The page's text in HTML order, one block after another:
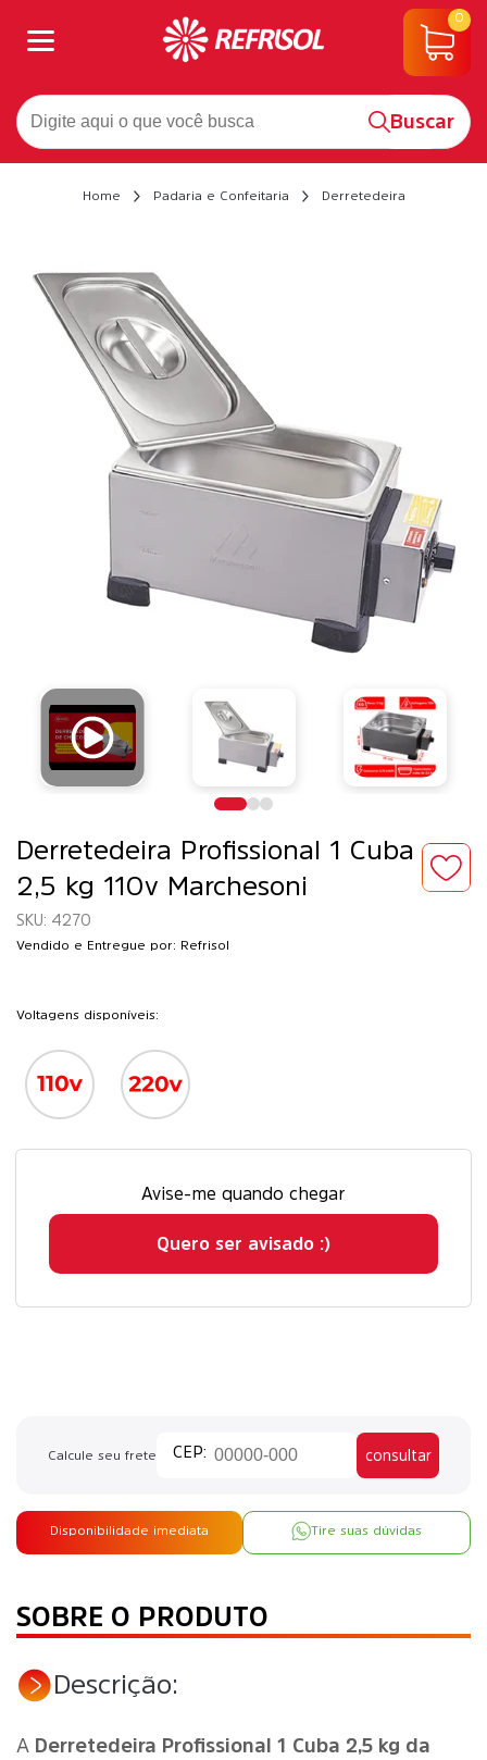
Buscar
0
Home Padaria e Confeitaria Derretedeira
Derretedeira Profissional 1 Cuba
2,5 kg 110v Marchesoni
4270
Vendido e Entregue por: Refrisol
Voltagens disponíveis:
Avise-me quando chegar
Quero ser avisado :)
Calcule seu frete consultar
Disponibilidade imediata Tire suas dúvidas
SOBRE O PRODUTO
Descrição:
A Derretedeira Profissional 1 Cuba 2,5 kg da